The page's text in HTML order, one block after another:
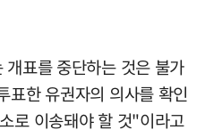
표를 중단하는 것은 불가
한 유권자의 의사를 확인
로 이송돼야 할 것"이라고